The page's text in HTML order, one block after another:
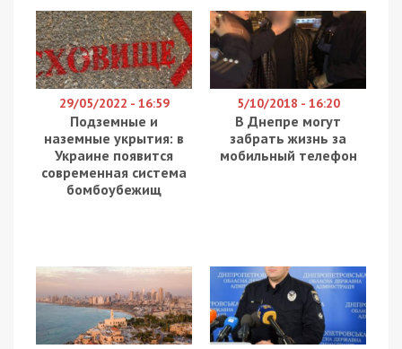
29/05/2022 - 16:59
Подземные и
наземные укрытия: в
Украине появится
современная система
бомбоубежищ
5/10/2018 - 16:20
В Днепре могут
забрать жизнь за
мобильный телефон